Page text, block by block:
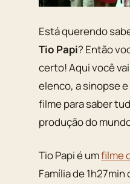
Está querendo
Tio Papi? Então
certo! Aqui você
elenco, a sinopse
filme para saber
produção do
Tio Papi é umfilme
Família de